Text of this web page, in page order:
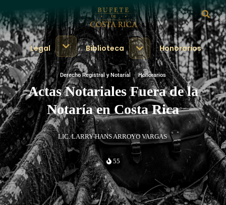
Legal Biblioteca Honorarios
Derecho Registral y Notarial ·Honorarios
Actas Notariales Fuera de la
Notaría en Costa Rica
LIC. LARRY HANS ARROYO VARGAS
55